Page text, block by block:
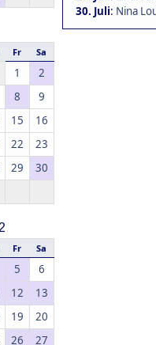
Fr Sa
1
2
8
9
15
16
22
23
29
30
Fr Sa
5
6
12
13
19
20
26 27
30. Juli: Nina